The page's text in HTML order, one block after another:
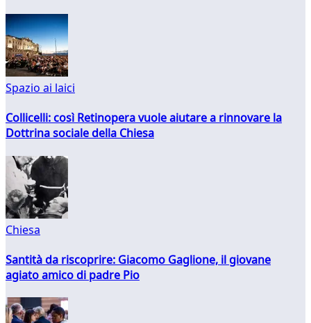
Spazio ai laici
Collicelli: così Retinopera vuole aiutare a rinnovare la
Dottrina sociale della Chiesa
Chiesa
Santità da riscoprire: Giacomo Gaglione, il giovane
agiato amico di padre Pio